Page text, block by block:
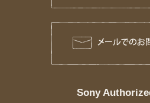
Sony